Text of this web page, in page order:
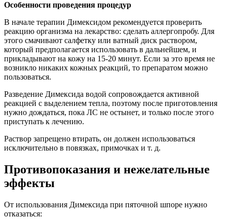
Особенности проведения процедур
В начале терапии Димексидом рекомендуется проверить
реакцию организма на лекарство: сделать аллергопробу. Для
этого смачивают салфетку или ватный диск раствором,
который предполагается использовать в дальнейшем, и
прикладывают на кожу на 15-20 минут. Если за это время не
возникло никаких кожных реакций, то препаратом можно
пользоваться.
Разведение Димексида водой сопровождается активной
реакцией с выделением тепла, поэтому после приготовления
нужно дождаться, пока ЛС не остынет, и только после этого
приступать к лечению.
Раствор запрещено втирать, он должен использоваться
исключительно в повязках, примочках и т. д.
Противопоказания и нежелательные
эффекты
От использования Димексида при пяточной шпоре нужно
отказаться: